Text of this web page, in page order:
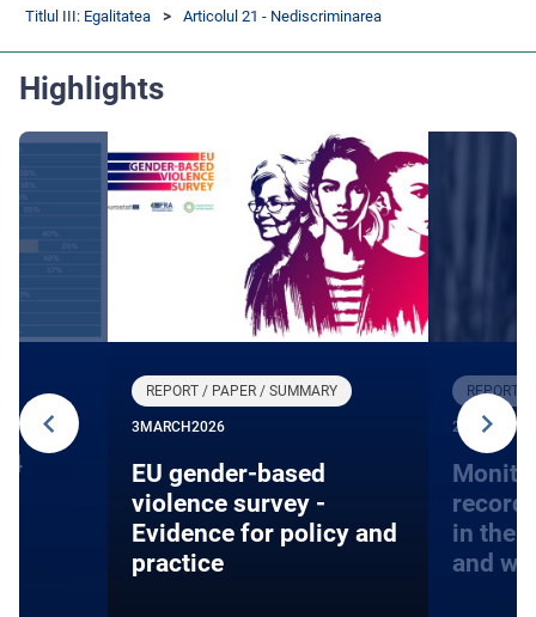
Titlul III: Egalitatea
Articolul 21 - Nediscriminarea
Highlights
REPORT / PAPER / SUMMARY
3 MARCH2026
EU gender-based
violence survey -
Evidence for policy and
practice
REPORT /
27 JANUARY
in the
and